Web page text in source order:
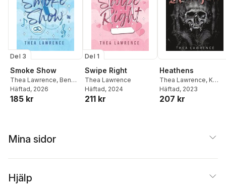
Del 3
Smoke Show
Thea Lawrence, Ben
Browning
Häftad, 2026
185 kr
Del 1
Swipe Right
Thea Lawrence
Häftad, 2024
211 kr
Heathens
Thea Lawrence, K
Morton,Ben Browning
Häftad, 2023
207 kr
Mina sidor
Hjälp